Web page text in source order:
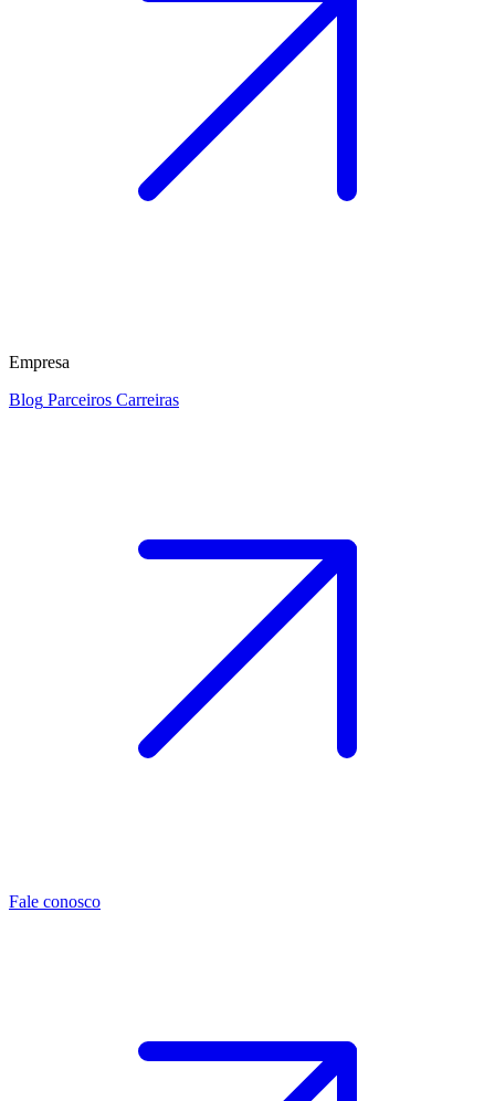
Empresa
Blog Parceiros Carreiras
Fale conosco